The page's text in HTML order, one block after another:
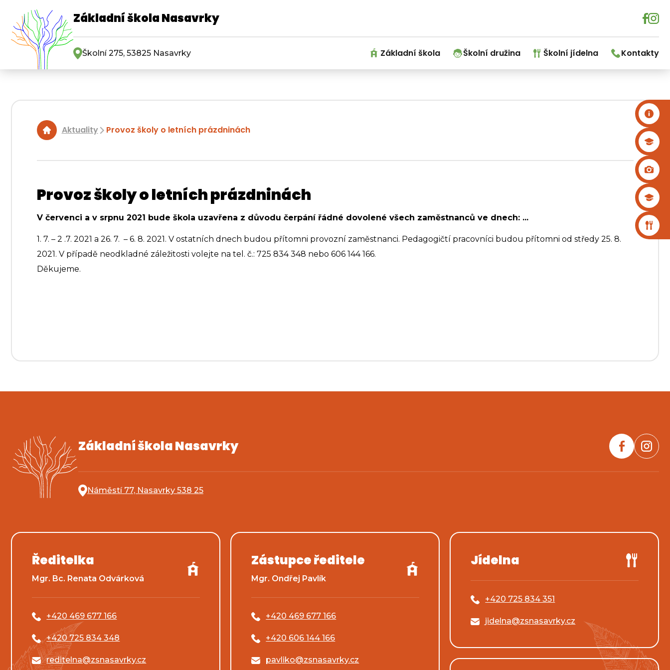
Základní škola Nasavrky
Školní 275, 53825 Nasavrky Základní škola Školní družina Školní jídelna Kontakty
Aktuality| Provoz školy o letních prázdninách
Provoz školy o letních prázdninách
V červenci a v srpnu 2021 bude škola uzavřena z důvodu čerpání řádné dovolené všech zaměstnanců ve dnech: ...
1. 7. – 2 .7. 2021 a 26. 7. – 6. 8. 2021. V ostatních dnech budou přítomni provozní zaměstnanci. Pedagogičtí pracovníci budou přítomni od středy 25. 8.
2021. V případě neodkladné záležitosti volejte na tel. č.: 725 834 348 nebo 606 144 166.
Děkujeme.
Základní škola Nasavrky
Náměstí 77, Nasavrky 538 25
Ředitelka
Mgr. Bc. Renata Odvárková
+420 469 677 166
+420 725 834 348
reditelna@zsnasavrky.cz
Zástupce ředitele
Mgr. Ondřej Pavlík
+420 469 677 166
+420 606 144 166
pavliko@zsnasavrky.cz
Jídelna
+420 725 834 351
jidelna@zsnasavrky.cz